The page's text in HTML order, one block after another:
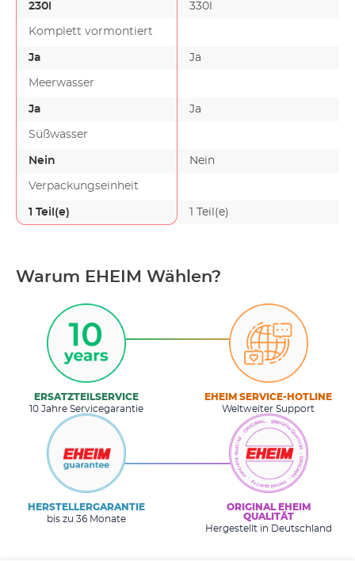
230l 330l
Komplett vormontiert
Ja Ja
Meerwasser
Ja Ja
Süßwasser
Nein Nein
Verpackungseinheit
1 Teil(e) 1 Teil(e)
Warum EHEIM Wählen?
ERSATZTEILSERVICE
10 Jahre Servicegarantie
EHEIM SERVICE-HOTLINE
Weltweiter Support
HERSTELLERGARANTIE
bis zu 36 Monate
ORIGINAL EHEIM
QUALITÄT
Hergestellt in Deutschland